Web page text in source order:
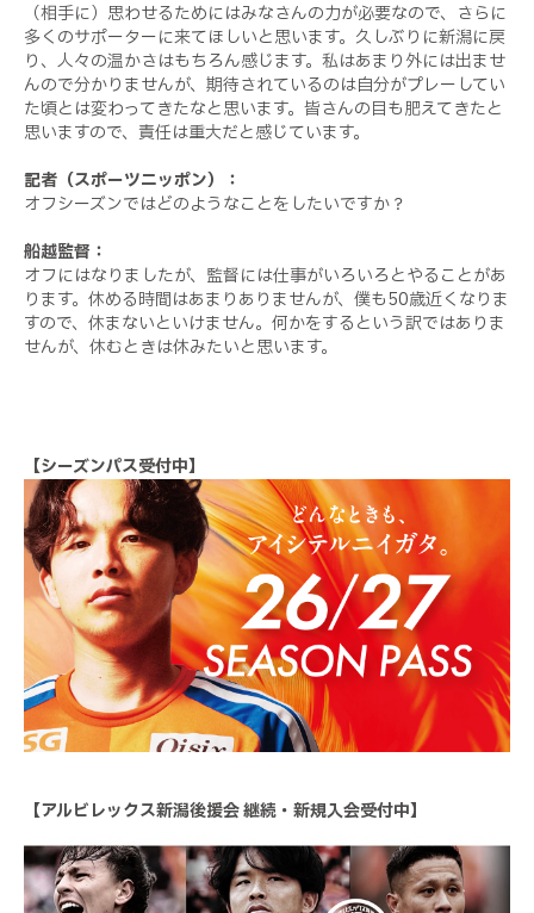
（相手に）思わせるためにはみなさんの力が必要なので、さらに
多くのサポーターに来てほしいと思います。久しぶりに新潟に戻
り、人々の温かさはもちろん感じます。私はあまり外には出ませ
んので分かりませんが、期待されているのは自分がプレーしてい
た頃とは変わってきたなと思います。皆さんの目も肥えてきたと
思いますので、責任は重大だと感じています。
記者（スポーツニッポン）：
オフシーズンではどのようなことをしたいですか？
船越監督：
オフにはなりましたが、監督には仕事がいろいろとやることがあ
ります。休める時間はあまりありませんが、僕も50歳近くなりま
すので、休まないといけません。何かをするという訳ではありま
せんが、休むときは休みたいと思います。
【シーズンパス受付中】
【アルビレックス新潟後援会 継続・新規入会受付中】